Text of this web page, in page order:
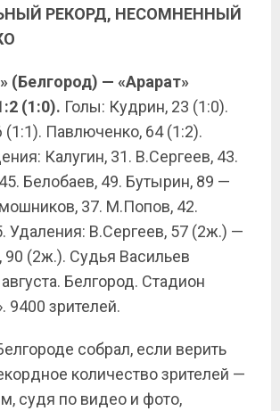
РЕКОРД, НЕСОМНЕННЫЙ
(Белгород) — «Арарат»
(1:0). Голы: Кудрин, 23 (1:0).
(1:1). Павлюченко, 64 (1:2).
Калугин, 31. В.Сергеев, 43.
Белобаев, 49. Бутырин, 89 —
37. М.Попов, 42.
Удаления: В.Сергеев, 57 (2ж.) —
(2ж.). Судья Васильев
Белгород. Стадион
9400 зрителей.
собрал, если верить
количество зрителей —
судя по видео и фото,